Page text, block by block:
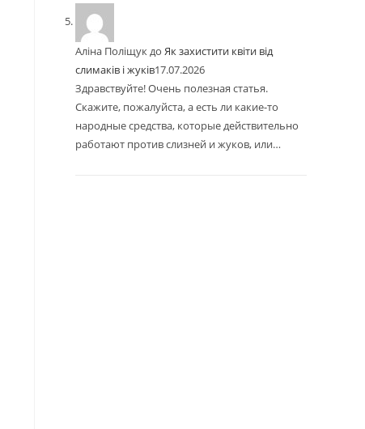
Аліна Поліщукдо Як захистити квіти від
слимаків і жуків17.07.2026
Здравствуйте! Очень полезная статья.
Скажите, пожалуйста, а есть ли какие-то
народные средства, которые действительно
работают против слизней и жуков, или…